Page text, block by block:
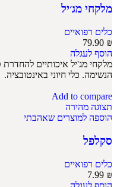
מלקחי מג׳יל
כלים רפואיים
79.90 ₪
הוסף לעגלה
מלקחי מג'יל איכותיים להחדרת
הנשימה. כלי חיוני באינטובציה.
Add to compare
תצוגה מהירה
הוספה למוצרים שאהבתי
סקלפל
כלים רפואיים
7.99 ₪